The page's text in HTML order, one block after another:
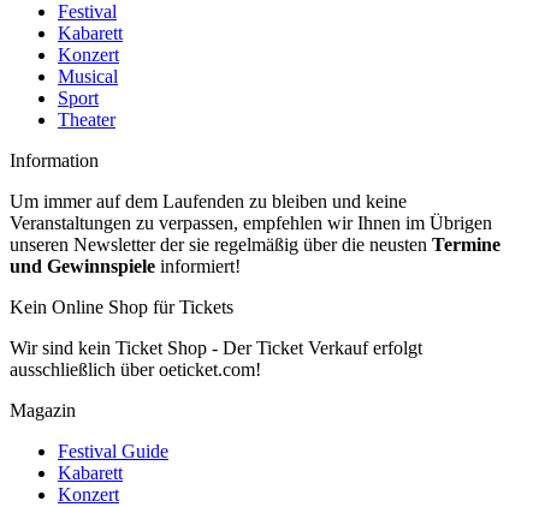
Festival
Kabarett
Konzert
Musical
Sport
Theater
Information
Um immer auf dem Laufenden zu bleiben und keine
Veranstaltungen zu verpassen, empfehlen wir Ihnen im Übrigen
unseren Newsletter der sie regelmäßig über die neusten Termine
und Gewinnspiele informiert!
Kein Online Shop für Tickets
Wir sind kein Ticket Shop - Der Ticket Verkauf erfolgt
ausschließlich über oeticket.com!
Magazin
Festival Guide
Kabarett
Konzert